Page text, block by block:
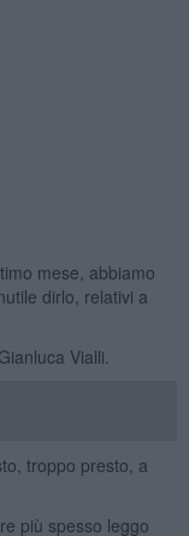
mese, abbiamo
dirlo, relativi a
Vialli.
troppo presto, a
più spesso leggo